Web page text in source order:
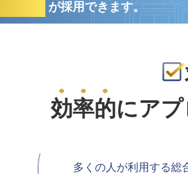
が採用できます。
効率的にア
多くの人が利用する総